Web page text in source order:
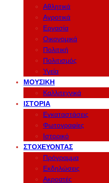
Αθλητικά
Αγροτικά
Εργασία
Οικονομικά
Πολιτική
Πολιτισμός
Υγεία
ΜΟΥΣΙΚΉ
Καλλιτεχνικά
ΙΣΤΟΡΊΑ
Εγκαταστάσεις
Φωτογραφίες
Ιστορικό
ΣΤΟΧΕΎΟΝΤΑΣ
Πρόγραμμα
Εκδηλώσεις
Ακροατές